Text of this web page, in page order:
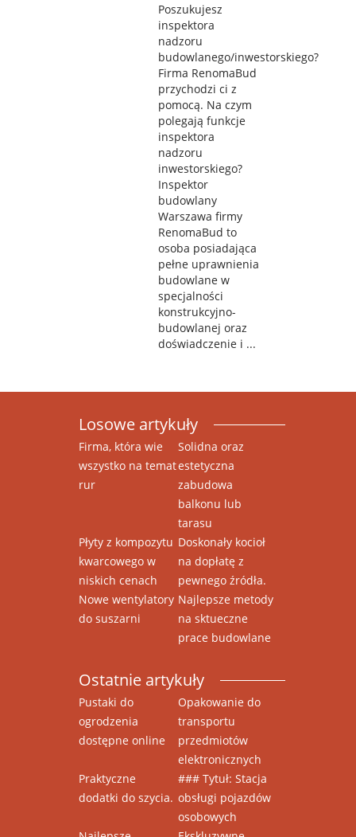
Poszukujesz
inspektora
nadzoru
budowlanego/inwestorskiego?
Firma RenomaBud
przychodzi ci z
pomocą. Na czym
polegają funkcje
inspektora
nadzoru
inwestorskiego?
Inspektor
budowlany
Warszawa firmy
RenomaBud to
osoba posiadająca
pełne uprawnienia
budowlane w
specjalności
konstrukcyjno-
budowlanej oraz
doświadczenie i ...
Losowe artykuły
Firma, która wie
wszystko na temat
rur
Solidna oraz
estetyczna
zabudowa
balkonu lub
tarasu
Płyty z kompozytu
kwarcowego w
niskich cenach
Doskonały kocioł
na dopłatę z
pewnego źródła.
Nowe wentylatory
do suszarni
Najlepsze metody
na sktueczne
prace budowlane
Ostatnie artykuły
Pustaki do
ogrodzenia
dostępne online
Opakowanie do
transportu
przedmiotów
elektronicznych
Praktyczne
dodatki do szycia.
### Tytuł: Stacja
obsługi pojazdów
osobowych